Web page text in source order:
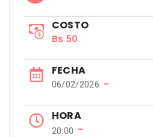
COSTO
Bs 50
FECHA
06/02/2026 −
HORA
20:00 −